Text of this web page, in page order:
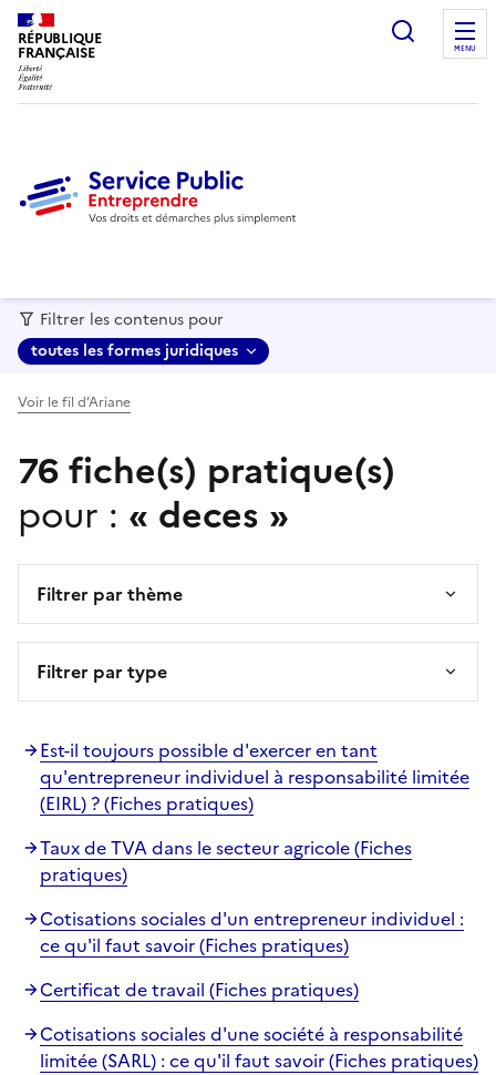
RÉPUBLIQUE
FRANÇAISE MENU
Filtrer les contenus pour
toutes les formes juridiques
Voir le fil d’Ariane
76 fiche(s) pratique(s)
pour : « deces »
Filtrer par thème
Filtrer par type
Est-il toujours possible d'exercer en tant
qu'entrepreneur individuel à responsabilité limitée
(EIRL) ? (Fiches pratiques)
Taux de TVA dans le secteur agricole (Fiches
pratiques)
Cotisations sociales d'un entrepreneur individuel :
ce qu'il faut savoir (Fiches pratiques)
Certificat de travail (Fiches pratiques)
Cotisations sociales d'une société à responsabilité
limitée (SARL) : ce qu'il faut savoir (Fiches pratiques)